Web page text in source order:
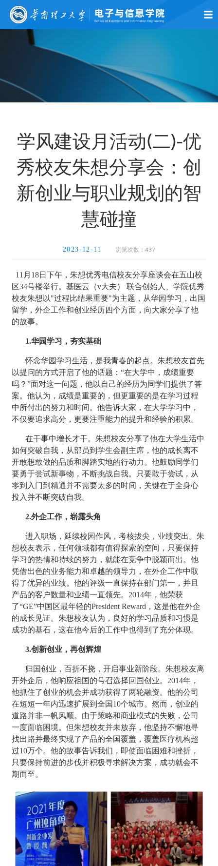
学院概况
学风建设月活动(二)-优
秀校友朱想分享会：创
新创业与职业规划的智
慧碰撞
2023-12-11 浏览次数： 437
11 月 18日下午，朱想优秀电信校友分享座谈会在五山校
区34号楼举行。基医云（v大夫） 联合创始人、学院优秀
校友朱想以"过程比结果重要"为主题，从华园学习，出国
留学，外企工作和创业经历四个方面，向大家分享了他
的故事。
1.华园学习，夯实基础
怀念华园学习生活，是我青春的起点。朱想校友首先
以提问的方式开启了他的话题：“在大学中，成绩重要
吗？”面对这一问题，他以自己的经历为同学们提供了答
案。他认为，成绩是重要的，但更重要的是在学习过程
中所付出的努力和时间。他告诉大家，在大学学习中，
不仅要追求高分，更要注重能力的提升和经验的积累。
在干事中增长才干。朱想校友分享了他在大学生活中
如何突破自我，从部员到学生会副主席，他的成长离不
开敢想敢做的品质和脚踏实地的行动力。他鼓励同学们
要勇于尝试新事物，不断挑战自我。只要敢于尝试，从
零到入门到精通并不需要太多的时间，关键在于全身心
投入并不断突破自我。
2.外企工作，崭露头角
进入职场，延续校园作风，考核拔尖，业绩突出。朱
想校友表示，任何领域都有值得探索的空间，只要保持
学习的热情和持续的努力，就能在竞争中脱颖而出。他
凭借出色的业务能力和卓越的领导力，在外企工作中取
得了优异的业绩。他的评级一直保持在部门第一，并且
产品的客户数量和业绩一直领先。 2014年，他荣获
了“GE”中国区最年轻的President Reward ，这是他在外企
的成长见证。朱想校友认为，良好的学习品质和习惯是
成功的基石，这在他今后的工作中也得到了充分体现。
3.创新创业，再创辉煌
归国创业，百折不挠，开启事业新阶段。朱想校友离
开外企后，他响应祖国的号召选择回国创业。 2014年，
他抓住了创业的机会并成功获得了两轮融资。他的公司
在短短一年内迅速扩展到全国 10个城市。然而，创业的
道路并非一帆风顺。由于策略和商业模式的失败，公司
一度面临困境。但朱想校友并未放弃，他坚持不懈地寻
找出路并最终实现了产品的全国覆盖，覆盖医疗机构超
过10万个。他的故事告诉我们，即使面临困难和挫折，
只要保持前进的步伐并积极寻求解决方案，成功就会不
期而至。